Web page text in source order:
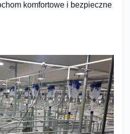
komfortowe i bezpieczne